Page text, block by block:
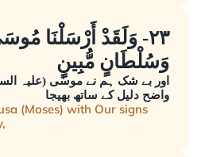
٢٣- وَلَقَدْ أَرْسَلْنَا
وَسُلْطَانٍ مُّبِينٍ
اور بے شک ہم نے موسٰی (علیہ
واضح دلیل کے ساتھ بھیجا
(Moses) with Our signs